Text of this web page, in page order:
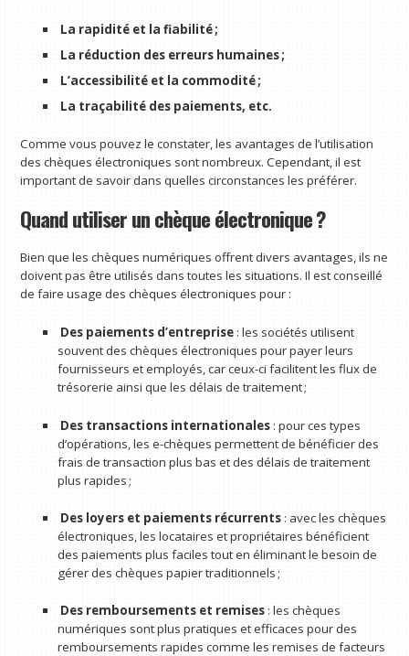
La rapidité et la fiabilité ;
La réduction des erreurs humaines ;
L’accessibilité et la commodité ;
La traçabilité des paiements, etc.
Comme vous pouvez le constater, les avantages de l’utilisation
des chèques électroniques sont nombreux. Cependant, il est
important de savoir dans quelles circonstances les préférer.
Quand utiliser un chèque électronique ?
Bien que les chèques numériques offrent divers avantages, ils ne
doivent pas être utilisés dans toutes les situations. Il est conseillé
de faire usage des chèques électroniques pour :
Des paiements d’entreprise: les sociétés utilisent
souvent des chèques électroniques pour payer leurs
fournisseurs et employés, car ceux-ci facilitent les flux de
trésorerie ainsi que les délais de traitement ;
Des transactions internationales: pour ces types
d’opérations, les e-chèques permettent de bénéficier des
frais de transaction plus bas et des délais de traitement
plus rapides ;
Des loyers et paiements récurrents: avec les chèques
électroniques, les locataires et propriétaires bénéficient
des paiements plus faciles tout en éliminant le besoin de
gérer des chèques papier traditionnels ;
Des remboursements et remises: les chèques
numériques sont plus pratiques et efficaces pour des
remboursements rapides comme les remises de facteurs